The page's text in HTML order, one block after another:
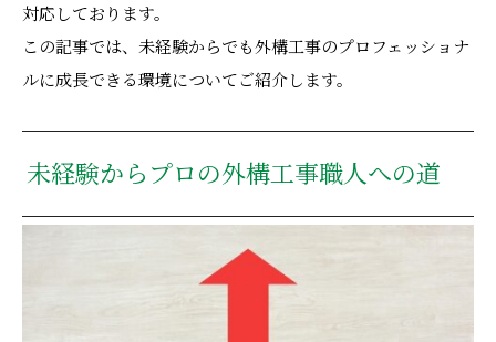
対応しております。
この記事では、未経験からでも外構工事のプロフェッショナ
ルに成長できる環境についてご紹介します。
未経験からプロの外構工事職人への道